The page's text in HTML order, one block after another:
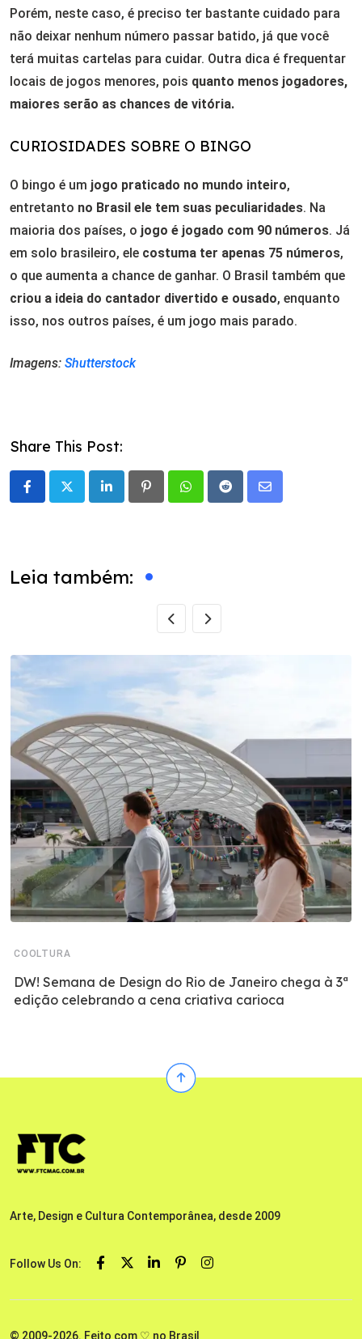
Porém, neste caso, é preciso ter bastante cuidado para
não deixar nenhum número passar batido, já que você
terá muitas cartelas para cuidar. Outra dica é frequentar
locais de jogos menores, pois quanto menos jogadores,
maiores serão as chances de vitória.
CURIOSIDADES SOBRE O BINGO
O bingo é um jogo praticado no mundo inteiro,
entretanto no Brasil ele tem suas peculiaridades. Na
maioria dos países, o jogo é jogado com 90 números. Já
em solo brasileiro, ele costuma ter apenas 75 números,
o que aumenta a chance de ganhar. O Brasil também que
criou a ideia do cantador divertido e ousado, enquanto
isso, nos outros países, é um jogo mais parado.
Imagens: Shutterstock
Share This Post:
LinkedIn PinterestWhatsappRedditShare
Leia também:
COOLTURA
DW! Semana de Design do Rio de Janeiro chega à 3ª
edição celebrando a cena criativa carioca
Arte, Design e Cultura Contemporânea, desde 2009
Follow Us On:
© 2009-2026. Feito com ♡ no Brasil